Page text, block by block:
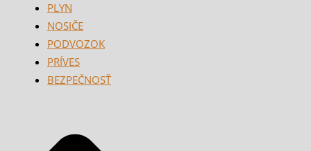
PLYN
NOSIČE
PODVOZOK
PRÍVES
BEZPEČNOSŤ